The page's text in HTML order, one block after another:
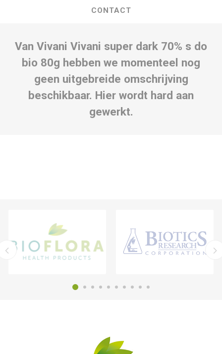
CONTACT
Van Vivani Vivani super dark 70% s do
bio 80g hebben we momenteel nog
geen uitgebreide omschrijving
beschikbaar. Hier wordt hard aan
gewerkt.